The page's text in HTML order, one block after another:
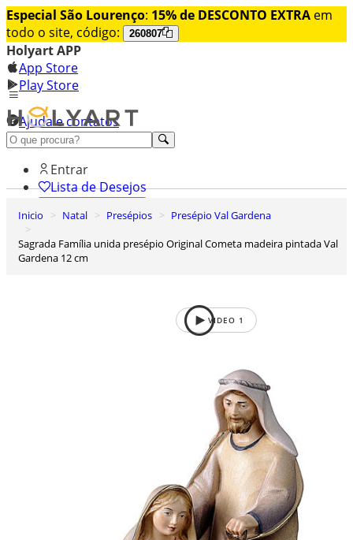
Especial São Lourenço: 15% de DESCONTO EXTRA em
todo o site, código:
260807
Holyart APP
App Store
Play Store
Ajuda e contatos
Conheça premium
Entrar
Lista de Desejos
Inicio Natal Presépios
Presépio Val Gardena
Sagrada Família unida presépio Original Cometa madeira pintada Val
Gardena 12 cm
VIDEO 1